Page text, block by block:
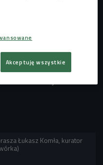
oraz dzieła
się też nasza
Łukasz Komła, kurator
Akceptuję wszystkie